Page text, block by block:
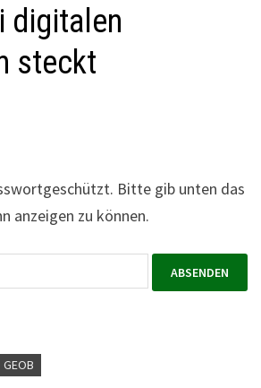
digitalen
steckt
Bitte gib unten das
anzeigen zu können.
GEOB